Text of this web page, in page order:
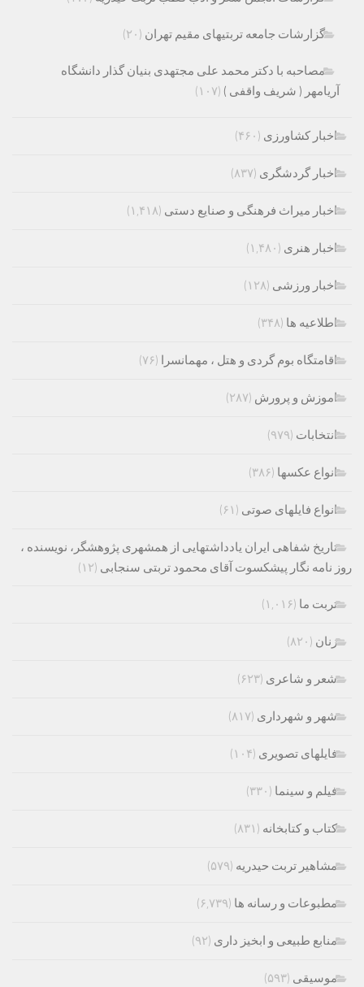
گزارشات جامعه تربتیهای مقیم تهران (۲۰)
مصاحبه با دکتر محمد علی مجتهدی بنیان گذار دانشگاه
آریامهر ( شریف واقفی ) (۱۰۷)
اخبار کشاورزی (۴۶۰)
اخبار گردشگری (۸۳۷)
اخبار میراث فرهنگی و صنایع دستی (۱,۴۱۸)
اخبار هنری (۱,۴۸۰)
اخبار ورزشی (۱۲۸)
اطلاعیه ها (۳۴۸)
اقامتگاه بوم گردی و هتل ، مهمانسرا (۷۶)
اموزش و پرورش (۲۸۷)
انتخابات (۹۷۹)
انواع عکسها (۳۸۶)
انواع فایلهای صوتی (۶۱)
تاریخ شفاهی ایران یادداشتهایی از همشهری پژوهشگر، نویسنده ،
روز نامه نگار پیشکسوت آقای محمود تربتی سنجابی (۱۲)
تربت ما (۱,۰۱۶)
زنان (۸۲۰)
شعر و شاعری (۶۲۳)
شهر و شهرداری (۸۱۷)
فایلهای تصویری (۱۰۴)
فیلم و سینما (۳۳۰)
کتاب و کتابخانه (۸۳۱)
مشاهیر تربت حیدریه (۵۷۹)
مطبوعات و رسانه ها (۶,۷۳۹)
منابع طبیعی و ابخیز داری (۹۲)
موسیقی (۵۹۳)